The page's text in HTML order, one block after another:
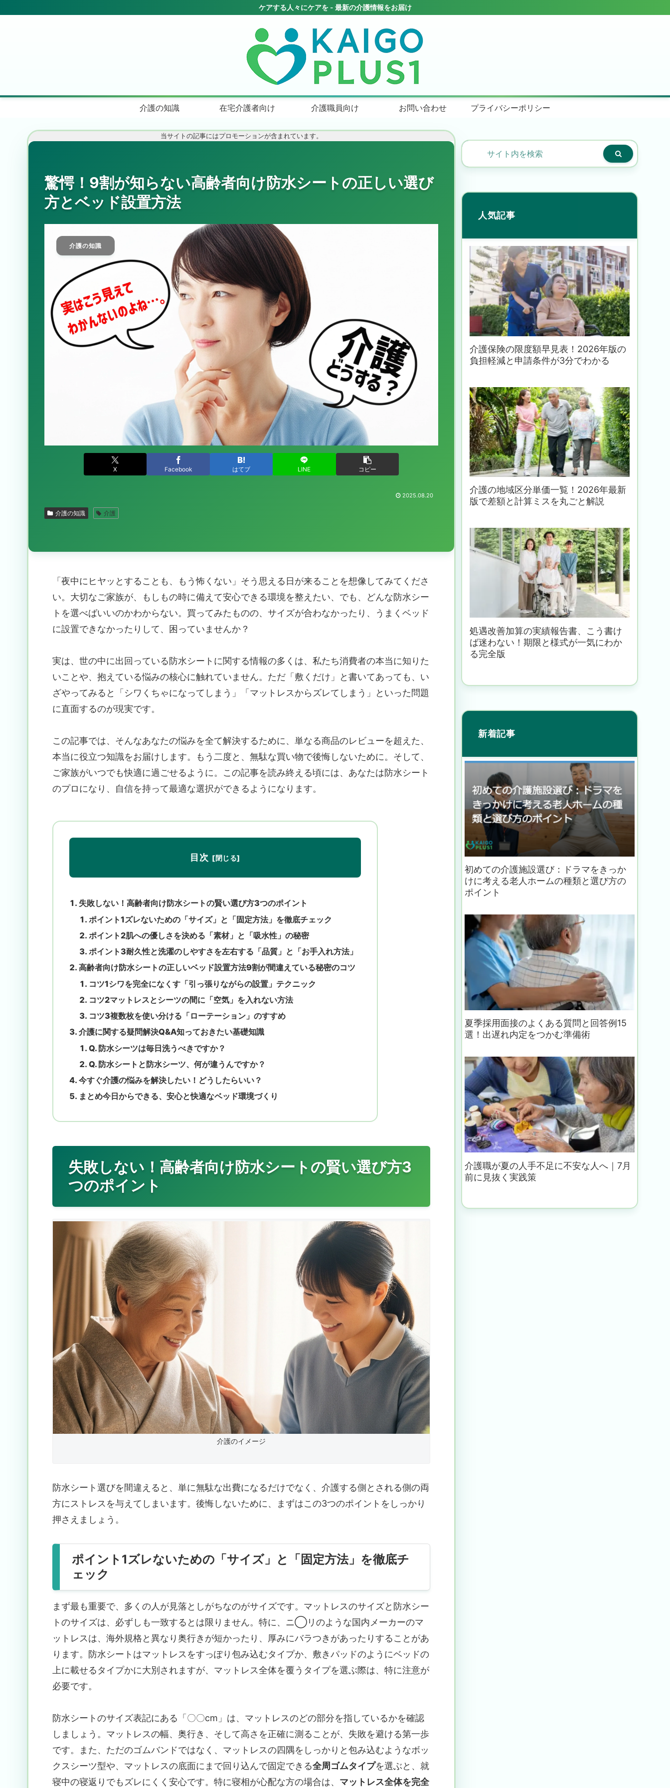
介護の知識 在宅介護者向け 介護職員向け お問い合わせ プライバシーポリシー
当サイトの記事にはプロモーションが含まれています。
驚愕！9割が知らない高齢者向け防水シートの正しい選び
方とベッド設置方法
介護の知識
X Facebook はてブ LINE コピー
2025.08.20
介護の知識 介護
「夜中にヒヤッとすることも、もう怖くない」そう思える日が来ることを想像してみてくださ
い。大切なご家族が、もしもの時に備えて安心できる環境を整えたい、でも、どんな防水シー
トを選べばいいのかわからない。買ってみたものの、サイズが合わなかったり、うまくベッド
に設置できなかったりして、困っていませんか？
実は、世の中に出回っている防水シートに関する情報の多くは、私たち消費者の本当に知りた
いことや、抱えている悩みの核心に触れていません。ただ「敷くだけ」と書いてあっても、い
ざやってみると「シワくちゃになってしまう」「マットレスからズレてしまう」といった問題
に直面するのが現実です。
この記事では、そんなあなたの悩みを全て解決するために、単なる商品のレビューを超えた、
本当に役立つ知識をお届けします。もう二度と、無駄な買い物で後悔しないために。そして、
ご家族がいつでも快適に過ごせるように。この記事を読み終える頃には、あなたは防水シート
のプロになり、自信を持って最適な選択ができるようになります。
目次
失敗しない！高齢者向け防水シートの賢い選び方3つのポイント
ポイント1ズレないための「サイズ」と「固定方法」を徹底チェック
ポイント2肌への優しさを決める「素材」と「吸水性」の秘密
ポイント3耐久性と洗濯のしやすさを左右する「品質」と「お手入れ方法」
高齢者向け防水シートの正しいベッド設置方法9割が間違えている秘密のコツ
コツ1シワを完全になくす「引っ張りながらの設置」テクニック
コツ2マットレスとシーツの間に「空気」を入れない方法
コツ3複数枚を使い分ける「ローテーション」のすすめ
介護に関する疑問解決Q&A知っておきたい基礎知識
Q. 防水シーツは毎日洗うべきですか？
Q. 防水シートと防水シーツ、何が違うんですか？
今すぐ介護の悩みを解決したい！どうしたらいい？
まとめ今日からできる、安心と快適なベッド環境づくり
失敗しない！高齢者向け防水シートの賢い選び方3
つのポイント
介護のイメージ
防水シート選びを間違えると、単に無駄な出費になるだけでなく、介護する側とされる側の両
方にストレスを与えてしまいます。後悔しないために、まずはこの3つのポイントをしっかり
押さえましょう。
ポイント1ズレないための「サイズ」と「固定方法」を徹底チ
ェック
まず最も重要で、多くの人が見落としがちなのがサイズです。マットレスのサイズと防水シー
トのサイズは、必ずしも一致するとは限りません。特に、ニ◯リのような国内メーカーのマ
ットレスは、海外規格と異なり奥行きが短かったり、厚みにバラつきがあったりすることがあ
ります。防水シートはマットレスをすっぽり包み込むタイプか、敷きパッドのようにベッドの
上に載せるタイプかに大別されますが、マットレス全体を覆うタイプを選ぶ際は、特に注意が
必要です。
防水シートのサイズ表記にある「〇〇cm」は、マットレスのどの部分を指しているかを確認
しましょう。マットレスの幅、奥行き、そして高さを正確に測ることが、失敗を避ける第一歩
です。また、ただのゴムバンドではなく、マットレスの四隅をしっかりと包み込むようなボッ
クスシーツ型や、マットレスの底面にまで回り込んで固定できる全周ゴムタイプを選ぶと、就
寝中の寝返りでもズレにくく安心です。特に寝相が心配な方の場合は、 マットレス全体を完全
人気記事
介護保険の限度額早見表！2026年版の
負担軽減と申請条件が3分でわかる
介護の地域区分単価一覧！2026年最新
版で差額と計算ミスを丸ごと解説
処遇改善加算の実績報告書、こう書け
ば迷わない！期限と様式が一気にわか
る完全版
新着記事
初めての介護施設選び：ドラマをきっか
けに考える老人ホームの種類と選び方の
ポイント
夏季採用面接のよくある質問と回答例15
選！出遅れ内定をつかむ準備術
介護職が夏の人手不足に不安な人へ｜7月
前に見抜く実践策